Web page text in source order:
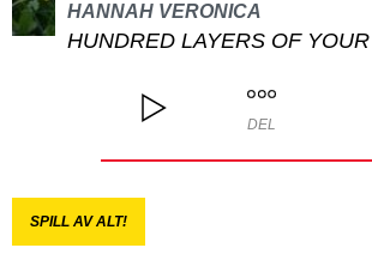
HANNAH VERONICA
HUNDRED LAYERS OF
DEL
SPILL AV ALT!